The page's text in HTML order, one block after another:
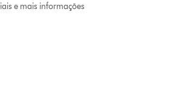
e mais informações